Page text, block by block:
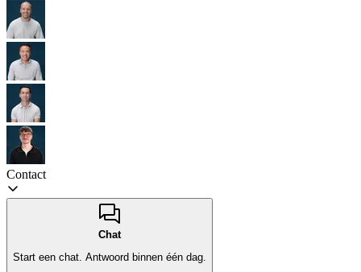
Contact
Chat
Start een chat. Antwoord binnen één dag.